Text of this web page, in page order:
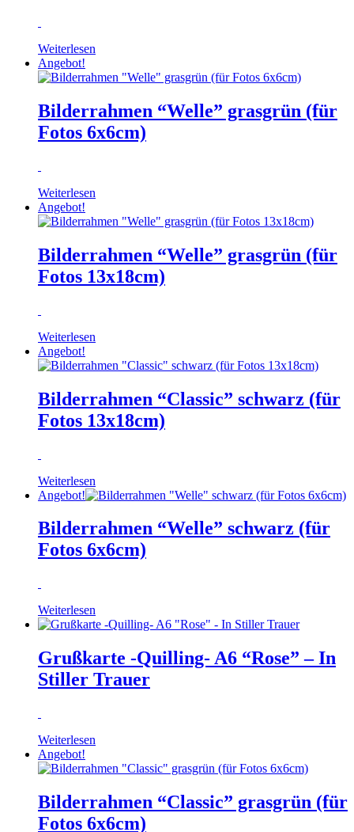
Weiterlesen
Angebot!
Bilderrahmen “Welle” grasgrün (für
Fotos 6x6cm)
Weiterlesen
Angebot!
Bilderrahmen “Welle” grasgrün (für
Fotos 13x18cm)
Weiterlesen
Angebot!
Bilderrahmen “Classic” schwarz (für
Fotos 13x18cm)
Weiterlesen
Angebot!
Bilderrahmen “Welle” schwarz (für
Fotos 6x6cm)
Weiterlesen
Grußkarte -Quilling- A6 “Rose” – In
Stiller Trauer
Weiterlesen
Angebot!
Bilderrahmen “Classic” grasgrün (für
Fotos 6x6cm)